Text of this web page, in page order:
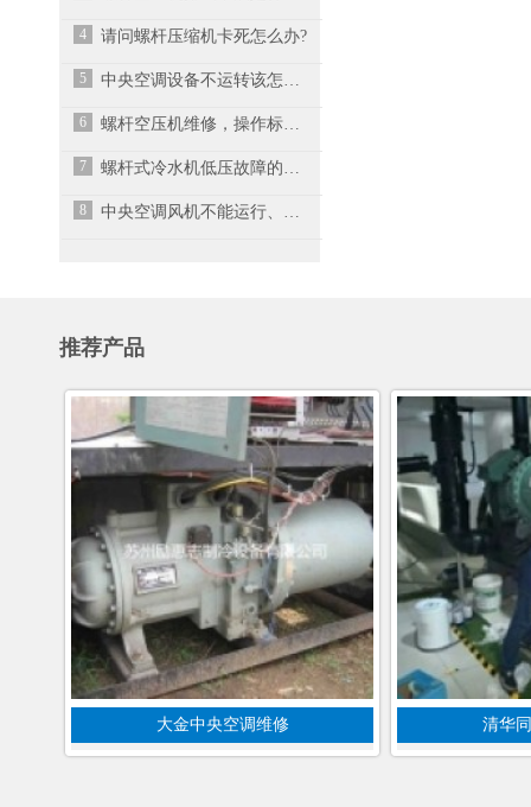
4 请问螺杆压缩机卡死怎么办?
5 中央空调设备不运转该怎么处理?
6 螺杆空压机维修，操作标准及规范
7 螺杆式冷水机低压故障的维修办法
8 中央空调风机不能运行、压缩机起动与停止频繁
推荐产品
大金中央空调维修 清华